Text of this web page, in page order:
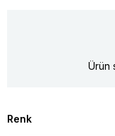
Ürün
Renk